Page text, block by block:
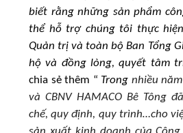
biết rằng những sản phẩm
thể hỗ trợ chúng tôi thực
Quản trị và toàn bộ Ban Tổng
hộ và đồng lòng, quyết tâm
chia sẻ thêm “ Trong nhiều
và CBNV HAMACO Bê Tông
chế, quy định, quy trình…cho